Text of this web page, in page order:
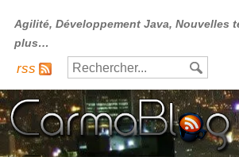
Agilité, Développement Java, Nouvelles
plus…
rss